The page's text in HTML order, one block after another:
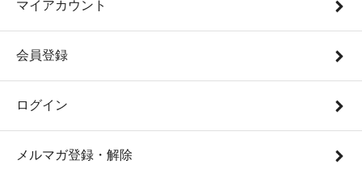
マイアカウント
会員登録
ログイン
メルマガ登録・解除